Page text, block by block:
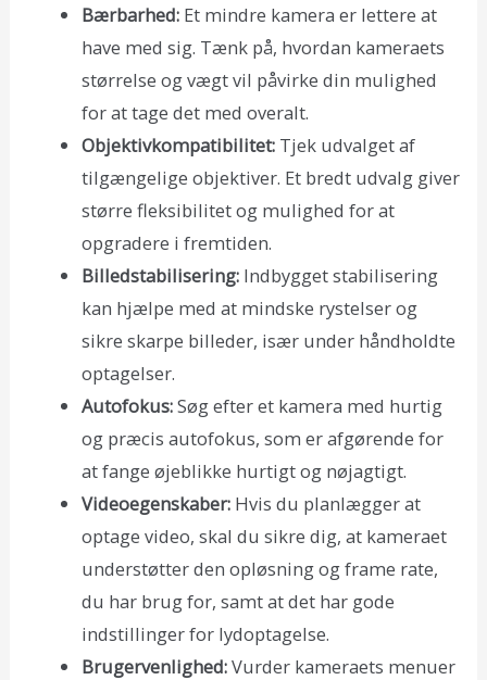
Bærbarhed:Et mindre kamera er lettere at
have med sig. Tænk på, hvordan kameraets
størrelse og vægt vil påvirke din mulighed
for at tage det med overalt.
Objektivkompatibilitet:Tjek udvalget af
tilgængelige objektiver. Et bredt udvalg giver
større fleksibilitet og mulighed for at
opgradere i fremtiden.
Billedstabilisering:Indbygget stabilisering
kan hjælpe med at mindske rystelser og
sikre skarpe billeder, især under håndholdte
optagelser.
Autofokus:Søg efter et kamera med hurtig
og præcis autofokus, som er afgørende for
at fange øjeblikke hurtigt og nøjagtigt.
Videoegenskaber:Hvis du planlægger at
optage video, skal du sikre dig, at kameraet
understøtter den opløsning og frame rate,
du har brug for, samt at det har gode
indstillinger for lydoptagelse.
Brugervenlighed:Vurder kameraets menuer